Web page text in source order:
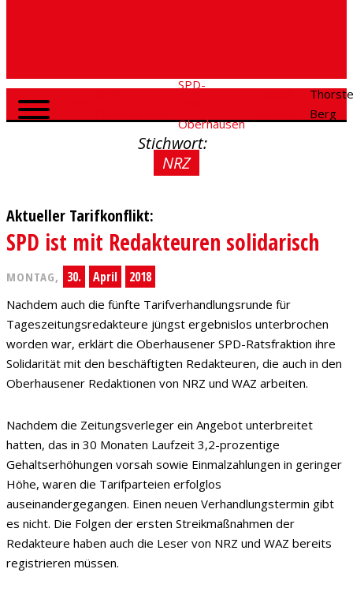
SPD-
Oberhausen
Berg
Stichwort:
NRZ
Aktueller Tarifkonflikt:
SPD ist mit Redakteuren solidarisch
MONTAG, 30. April 2018
Nachdem auch die fünfte Tarifverhandlungsrunde für
Tageszeitungsredakteure jüngst ergebnislos unterbrochen
worden war, erklärt die Oberhausener SPD-Ratsfraktion ihre
Solidarität mit den beschäftigten Redakteuren, die auch in den
Oberhausener Redaktionen von NRZ und WAZ arbeiten.
Nachdem die Zeitungsverleger ein Angebot unterbreitet
hatten, das in 30 Monaten Laufzeit 3,2-prozentige
Gehaltserhöhungen vorsah sowie Einmalzahlungen in geringer
Höhe, waren die Tarifparteien erfolglos
auseinandergegangen. Einen neuen Verhandlungstermin gibt
es nicht. Die Folgen der ersten Streikmaßnahmen der
Redakteure haben auch die Leser von NRZ und WAZ bereits
registrieren müssen.